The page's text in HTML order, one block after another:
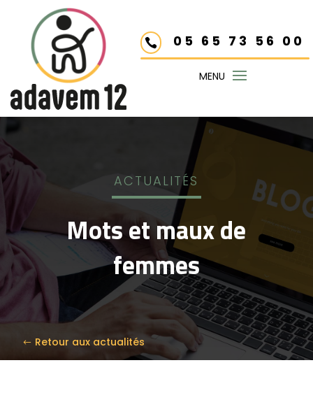
 05 65 73 56 00
ACTUALITÉS
Mots et maux de
femmes
Retour aux actualités